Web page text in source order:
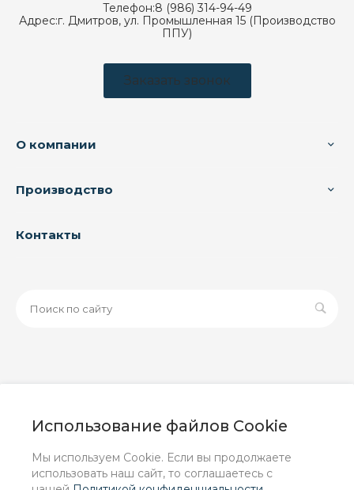
Использование файлов Cookie
Мы используем Cookie. Если вы продолжаете
использовать наш сайт, то соглашаетесь с
Телефон:8 (986) 314-94-49
Адрес:г. Дмитров, ул. Промышленная 15 (Производство
ППУ)
Заказать звонок
О компании
Производство
Контакты
информационный характер и ни при каких условиях не
положениями Статьи 437 (2) ГК РФ.